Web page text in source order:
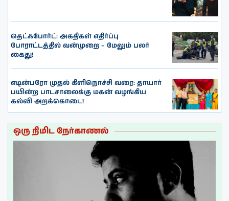
தெட்ஃபோர்ட்: அகதிகள் எதிர்ப்பு
போராட்டத்தில் வன்முறை – மேலும் பலர்
கைது!
எடின்பரோ முதல் கிளிநொச்சி வரை: தாயார்
பயின்ற பாடசாலைக்கு மகன் வழங்கிய
கல்வி அறக்கொடை!
ஒரு நிமிட நேர்காணல்